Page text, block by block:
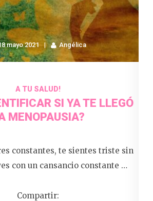
mayo 2021 Angélica
A TU SALUD!
SI YA TE LLEGÓ
MENOPAUSIA?
constantes, te sientes triste sin
con un cansancio constante …
Compartir: